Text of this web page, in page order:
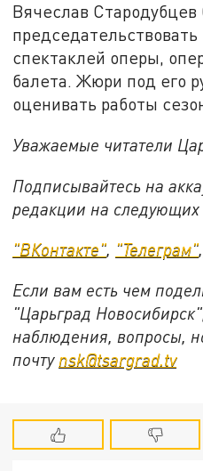
Вячеслав Стародубцев
спектаклей оперы,
балета. Жюри под его
оценивать работы
Уважаемые читатели
Подписывайтесь на
редакции на
"ВКонтакте", "Телеграм",
Если вам есть чем
"Царьград
наблюдения, вопросы,
почту nsk@tsargrad.tv